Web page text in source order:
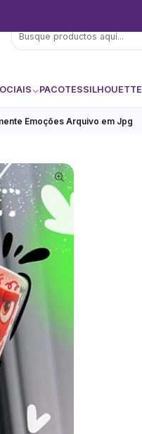
PACOTESSILHOUETTE
Emoções Arquivo em Jpg